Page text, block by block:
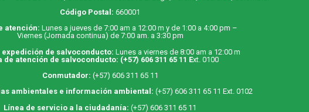
Código Postal: 660001
atención:Lunes a jueves de 7:00 am a 12:00 m y de 1:00 a 4:00 pm –
Viernes (Jornada continua) de 7:00 am. a 3:30 pm
expedición de salvoconducto:Lunes a viernes de 8:00 am a 12:00 m
de atención de salvoconducto: (+57) 606 311 65 11 Ext. 0100
Conmutador: (+57) 606 311 65 11
ambientales e información ambiental: (+57) 606 311 65 11 Ext. 0102
Línea de servicio a la ciudadanía: (+57) 606 311 65 11